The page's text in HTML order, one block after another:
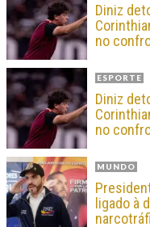
Diniz
no
ESPORTE
Diniz
no
MUNDO
ligado à